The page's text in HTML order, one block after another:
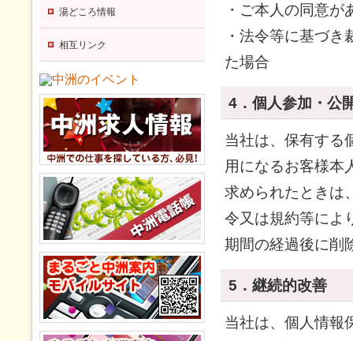
・ご本人の同意が
・法令等に基づ
た場合
4．個人参加・公
当社は、保有する
用になるお客様本
求められたときは
令又は規約等によ
期間の経過後に削
5．継続的改善
当社は、個人情報
湯どころ情報
相互リンク